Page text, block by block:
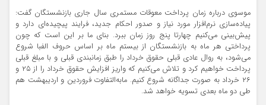
موسوی درباره زمان پرداخت معوقات مستمری سال جاری بازنشستگان گفت:
پیاده‌سازی نرم‌افزار مورد نیاز و صدور احکام جدید، فرایند پیچیده‌ای دارد و
پیش‌بینی می‌کنیم چهارتا پنج روز زمان ببرد. بنای ما بر این است که چون
پرداختی هر ماه به بازنشستگان از بیستم ماه بر اساس حروف الفبا شروع
می‌شود، به روال عادی قبلی حقوق خرداد را طبق زمانبندی قبلی و با مبلغ قبلی
پرداخت خواهیم کرد و تلاش می‌کنیم که واریز افزایش حقوق خرداد را از ۲۵ و
۲۶ خرداد به صورت جداگانه شروع کنیم. مابه‌التفاوت فروردین و اردیبهشت هم
طی دو ماه بعدی تسویه خواهد شد.